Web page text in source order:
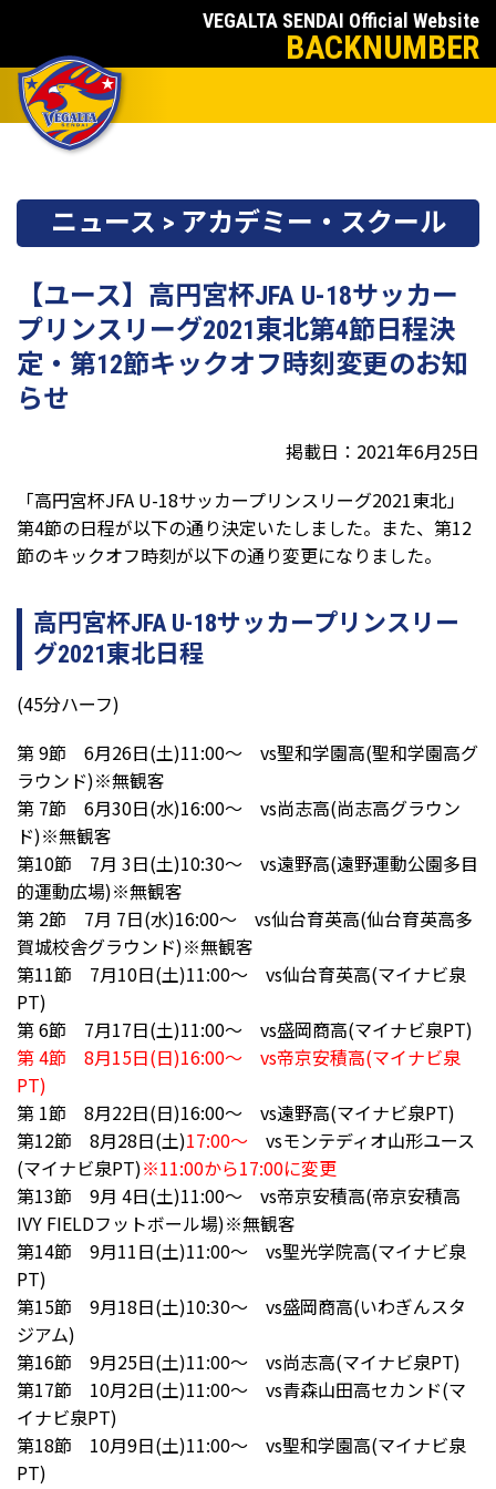
VEGALTA SENDAI Official Website
BACKNUMBER
ニュース > アカデミー・スクール
【ユース】高円宮杯JFA U-18サッカー
プリンスリーグ2021東北第4節日程決
定・第12節キックオフ時刻変更のお知
らせ
掲載日：2021年6月25日
「高円宮杯JFA U-18サッカープリンスリーグ2021東北」
第4節の日程が以下の通り決定いたしました。また、第12
節のキックオフ時刻が以下の通り変更になりました。
高円宮杯JFA U-18サッカープリンスリー
グ2021東北日程
(45分ハーフ)
第 9節 6月26日(土)11:00～ vs聖和学園高(聖和学園高グ
ラウンド)※無観客
第 7節 6月30日(水)16:00～ vs尚志高(尚志高グラウン
ド)※無観客
第10節 7月 3日(土)10:30～ vs遠野高(遠野運動公園多目
的運動広場)※無観客
第 2節 7月 7日(水)16:00～ vs仙台育英高(仙台育英高多
賀城校舎グラウンド)※無観客
第11節 7月10日(土)11:00～ vs仙台育英高(マイナビ泉
PT)
第 6節 7月17日(土)11:00～ vs盛岡商高(マイナビ泉PT)
第 4節 8月15日(日)16:00～ vs帝京安積高(マイナビ泉
PT)
第 1節 8月22日(日)16:00～ vs遠野高(マイナビ泉PT)
第12節 8月28日(土)17:00～ vsモンテディオ山形ユース
(マイナビ泉PT)※11:00から17:00に変更
第13節 9月 4日(土)11:00～ vs帝京安積高(帝京安積高
IVY FIELDフットボール場)※無観客
第14節 9月11日(土)11:00～ vs聖光学院高(マイナビ泉
PT)
第15節 9月18日(土)10:30～ vs盛岡商高(いわぎんスタ
ジアム)
第16節 9月25日(土)11:00～ vs尚志高(マイナビ泉PT)
第17節 10月2日(土)11:00～ vs青森山田高セカンド(マ
イナビ泉PT)
第18節 10月9日(土)11:00～ vs聖和学園高(マイナビ泉
PT)